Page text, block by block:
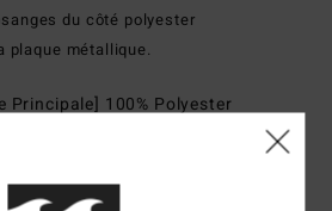
du côté polyester
plaque métallique.
Principale] 100% Polyester